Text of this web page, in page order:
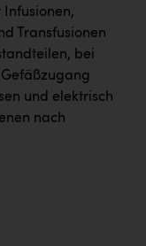
Transfusionen
bei
und elektrisch
nach